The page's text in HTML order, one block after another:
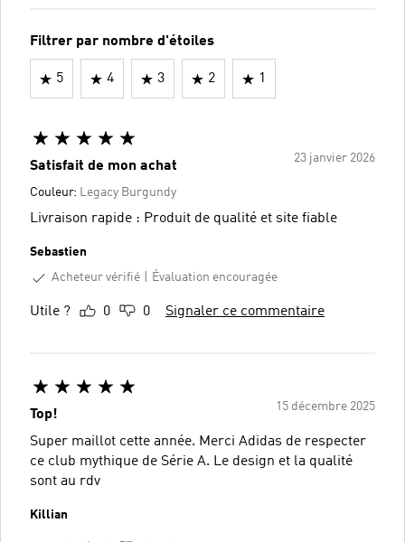
Filtrer par nombre d'étoiles
5 4 3 2 1
23 janvier 2026
Satisfait de mon achat
Couleur: Legacy Burgundy
Livraison rapide : Produit de qualité et site fiable
Sebastien
Acheteur vérifié
Évaluation encouragée
Utile ? 0 0 Signaler ce commentaire
15 décembre 2025
Top!
Super maillot cette année. Merci Adidas de respecter
ce club mythique de Série A. Le design et la qualité
sont au rdv
Killian